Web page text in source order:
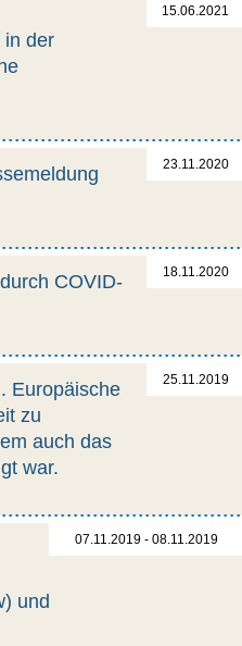
15.06.2021
in der
23.11.2020
18.11.2020
COVID-
25.11.2019
Europäische
zu
auch das
war.
07.11.2019 - 08.11.2019
und